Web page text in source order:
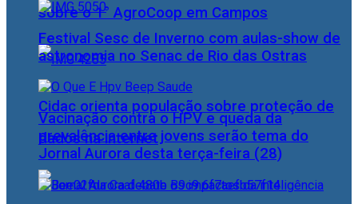
sobre o 1° AgroCoop em Campos
Cidac orienta população sobre proteção de
dados na internet
Festival Sesc de Inverno com aulas-show de
astronomia no Senac de Rio das Ostras
Vacinação contra o HPV e queda da
prevalência entre jovens serão tema do
Jornal Aurora desta terça-feira (28)